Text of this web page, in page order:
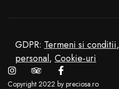
Copyright 2022 by preciosa.ro
GDPR: Termeni si conditii,
personal, Cookie-uri